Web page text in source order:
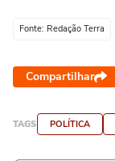
Fonte: Redação Terra
Compartilhar
TAGS POLÍTICA